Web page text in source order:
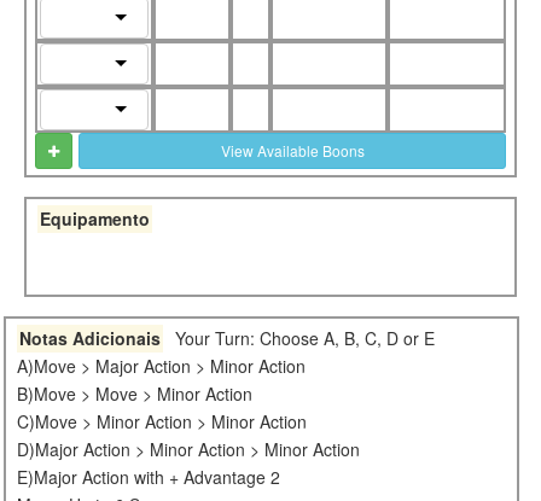
View Available Boons
Equipamento
Notas Adicionais Your Turn: Choose A, B, C, D or E
A)Move > Major Action > Minor Action
B)Move > Move > Minor Action
C)Move > Minor Action > Minor Action
D)Major Action > Minor Action > Minor Action
E)Major Action with + Advantage 2